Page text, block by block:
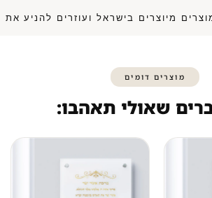
מיוצרים בישראל ועוזרים
מוצרים דומים
שאולי תאהבו: